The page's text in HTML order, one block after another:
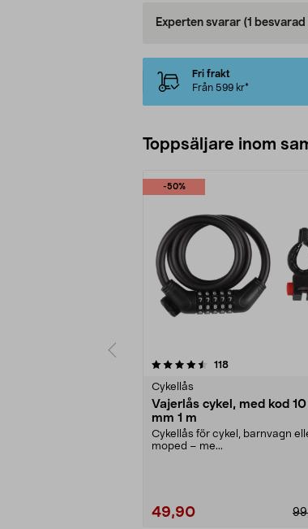
Experten svarar (1
Fri frakt
Från 599 kr*
Toppsäljare inom
-50%
118recensioner
Cykellås
Vajerlås cykel, med kod 10
mm 1 m
Cykellås för cykel, barnvagn
moped – me...
49,90
4.5 av 5 stjärnor